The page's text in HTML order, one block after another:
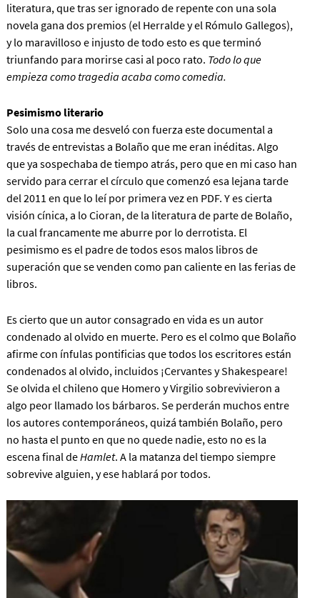
literatura, que tras ser ignorado de repente con una sola
novela gana dos premios (el Herralde y el Rómulo Gallegos),
y lo maravilloso e injusto de todo esto es que terminó
triunfando para morirse casi al poco rato. Todo lo que
empieza como tragedia acaba como comedia.
Pesimismo literario
Solo una cosa me desveló con fuerza este documental a
través de entrevistas a Bolaño que me eran inéditas. Algo
que ya sospechaba de tiempo atrás, pero que en mi caso han
servido para cerrar el círculo que comenzó esa lejana tarde
del 2011 en que lo leí por primera vez en PDF. Y es cierta
visión cínica, a lo Cioran, de la literatura de parte de Bolaño,
la cual francamente me aburre por lo derrotista. El
pesimismo es el padre de todos esos malos libros de
superación que se venden como pan caliente en las ferias de
libros.
Es cierto que un autor consagrado en vida es un autor
condenado al olvido en muerte. Pero es el colmo que Bolaño
afirme con ínfulas pontificias que todos los escritores están
condenados al olvido, incluidos ¡Cervantes y Shakespeare!
Se olvida el chileno que Homero y Virgilio sobrevivieron a
algo peor llamado los bárbaros. Se perderán muchos entre
los autores contemporáneos, quizá también Bolaño, pero
no hasta el punto en que no quede nadie, esto no es la
escena final deHamlet. A la matanza del tiempo siempre
sobrevive alguien, y ese hablará por todos.